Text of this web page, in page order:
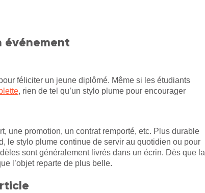
événement
féliciter un jeune diplômé. Même si les étudiants
, rien de tel qu’un stylo plume pour encourager
une promotion, un contrat remporté, etc. Plus durable
le stylo plume continue de servir au quotidien ou pour
sont généralement livrés dans un écrin. Dès que la
l’objet reparte de plus belle.